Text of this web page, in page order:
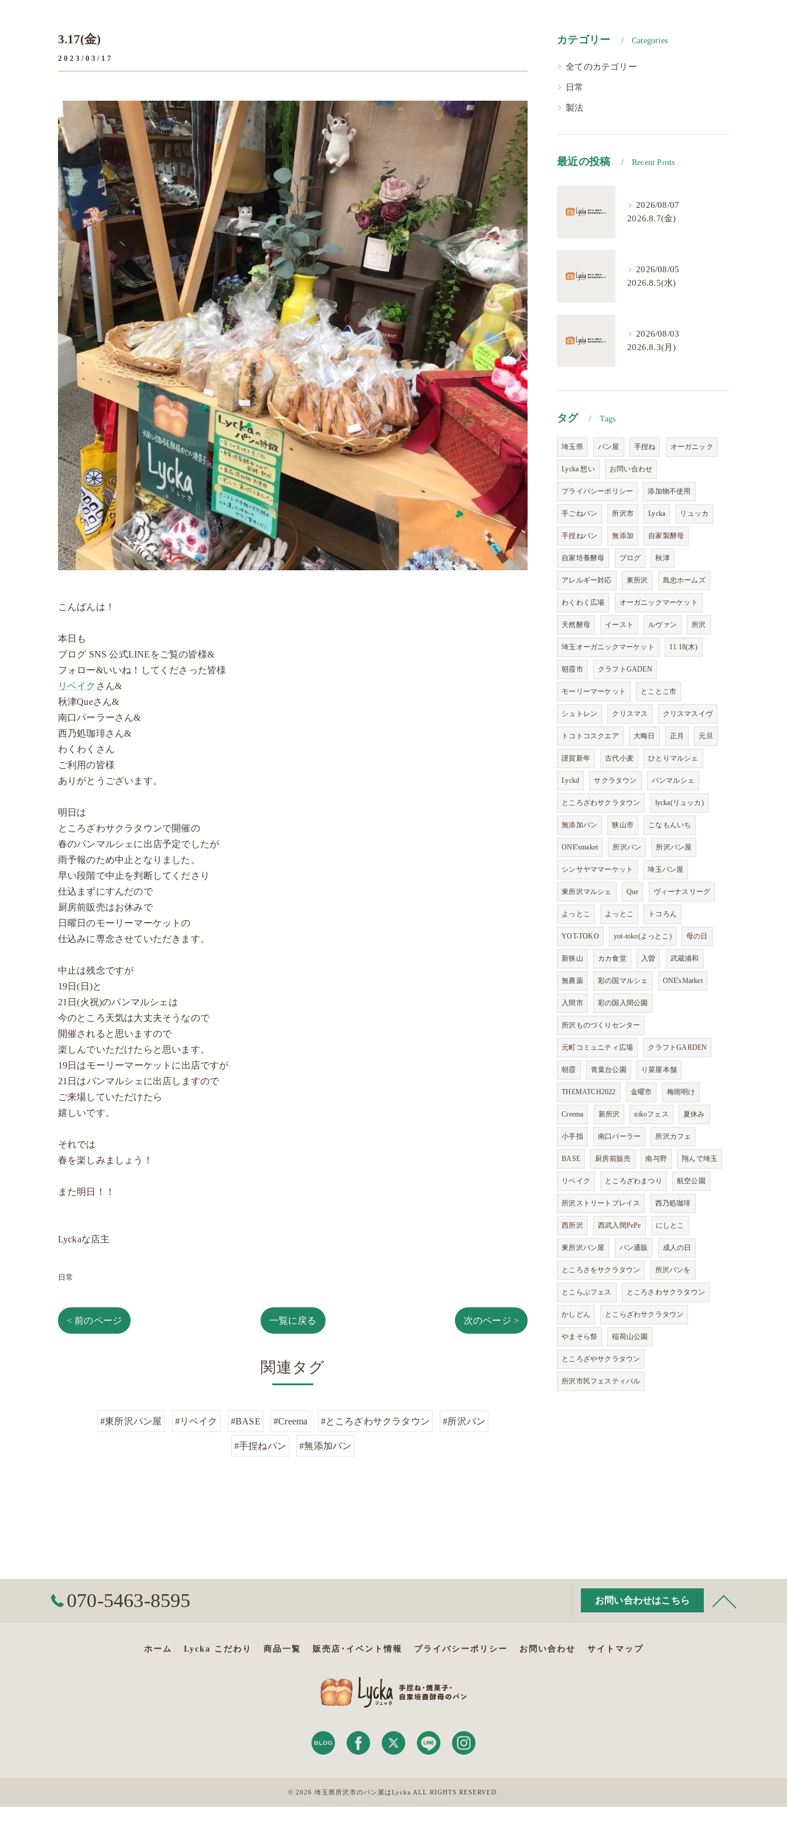
3.17(金)
2023/03/17
こんばんは！
本日も
ブログ SNS 公式LINEをご覧の皆様&
フォロー&いいね！してくださった皆様
リベイク さん&
秋津Queさん&
南口パーラーさん&
西乃処珈琲さん&
わくわくさん
ご利用の皆様
ありがとうございます。
明日は
ところざわサクラタウンで開催の
春のパンマルシェに出店予定でしたが
雨予報のため中止となりました。
早い段階で中止を判断してくださり
仕込まずにすんだので
厨房前販売はお休みで
日曜日のモーリーマーケットの
仕込みに専念させていただきます。
中止は残念ですが
19日(日)と
21日(火祝)のパンマルシェは
今のところ天気は大丈夫そうなので
開催されると思いますので
楽しんでいただけたらと思います。
19日はモーリーマーケットに出店ですが
21日はパンマルシェに出店しますので
ご来場していただけたら
嬉しいです。
それでは
春を楽しみましょう！
また明日！！
Lyckaな店主
日常
< 前のページ 一覧に戻る 次のページ >
関連タグ
#東所沢パン屋 #リベイク #BASE #Creema #ところざわサクラタウン #所沢パン
#手捏ねパン #無添加パン
カテゴリー Categories
全てのカテゴリー
日常
製法
最近の投稿 Recent Posts
2026/08/07
2026.8.7(金)
2026/08/05
2026.8.5(水)
2026/08/03
2026.8.3(月)
タグ Tags
埼玉県 パン屋 手捏ね オーガニック
Lycka 想い お問い合わせ
プライバシーポリシー 添加物不使用
手ごねパン 所沢市 Lycka リュッカ
手捏ねパン 無添加 自家製酵母
自家培養酵母 ブログ 秋津
アレルギー対応 東所沢 島忠ホームズ
わくわく広場 オーガニックマーケット
天然酵母 イースト ルヴァン 所沢
埼玉オーガニックマーケット 11.18(木)
朝霞市 クラフトGADEN
モーリーマーケット とことこ市
シュトレン クリスマス クリスマスイヴ
トコトコスクエア 大晦日 正月 元旦
謹賀新年 古代小麦 ひとりマルシェ
Lyckd サクラタウン パンマルシェ
ところざわサクラタウン lycka(リュッカ)
無添加パン 狭山市 こなもんいち
ONE'smaket 所沢パン 所沢パン屋
シンサヤママーケット 埼玉パン屋
東所沢マルシェ Que ヴィーナスリーグ
よっとこ よっとこ トコろん
YOT-TOKO yot-toko(よっとこ) 母の日
新狭山 カカ食堂 入曽 武蔵浦和
無農薬 彩の国マルシェ ONE'sMarket
入間市 彩の国入間公園
所沢ものづくりセンター
元町コミュニティ広場 クラフトGARDEN
朝霞 青葉台公園 り菜屋本舗
THEMATCH2022 金曜市 梅雨明け
Creema 新所沢 nikoフェス 夏休み
小手指 南口パーラー 所沢カフェ
BASE 厨房前販売 南与野 翔んで埼玉
リベイク ところざわまつり 航空公園
所沢ストリートプレイス 西乃処珈琲
西所沢 西武入間PePe にしとこ
東所沢パン屋 パン通販 成人の日
ところさをサクラタウン 所沢パンを
とこらぶフェス ところさわサクラタウン
かしどん とこらざわサクラタウン
やまそら祭 稲荷山公園
ところざやサクラタウン
所沢市民フェスティバル
070-5463-8595 お問い合わせはこちら
ホーム Lycka こだわり 商品一覧 販売店･イベント情報 プライバシーポリシー お問い合わせ サイトマップ
© 2026 埼玉県所沢市のパン屋はLycka ALL RIGHTS RESERVED.